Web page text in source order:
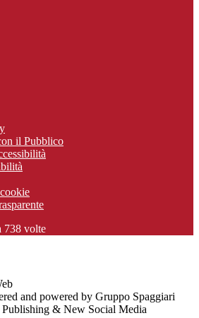
il Pubblico
738 volte
and powered by Gruppo Spaggiari
& New Social Media